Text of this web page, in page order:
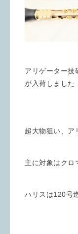
アリゲーター技
が入荷しました
超大物狙い、ア
主に対象はクロ
ハリスは120号